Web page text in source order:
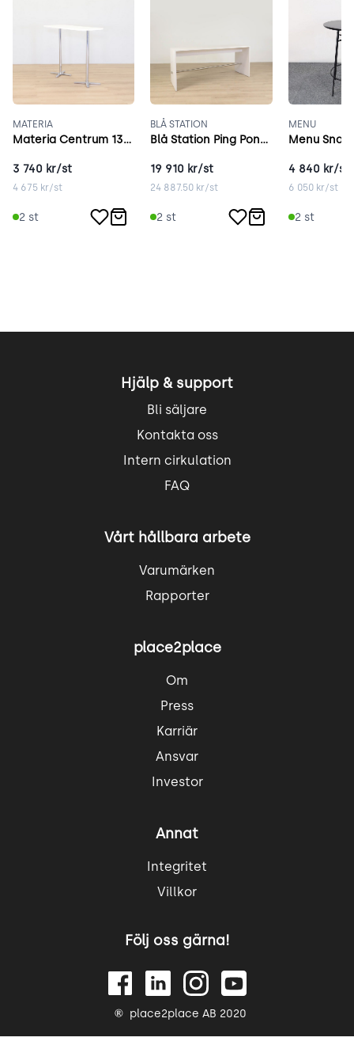
MATERIA
Materia Centrum 135x53 cm vit
3 740 kr/st
4 675 kr/st
2 st
BLÅ STATION
Blå Station Ping Pong 250x80 cm vit
19 910 kr/st
24 887.50 kr/st
2 st
MENU
4 840 kr/st
6 050kr/st
2st
Hjälp & support
Bli säljare
Kontakta oss
Intern cirkulation
FAQ
Vårt hållbara arbete
Varumärken
Rapporter
place2place
Om
Press
Karriär
Ansvar
Investor
Annat
Integritet
Villkor
Följ oss gärna!
place2place AB 2020